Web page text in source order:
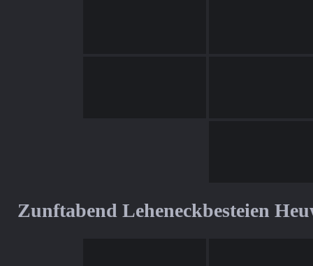
Zunftabend Leheneckbesteien